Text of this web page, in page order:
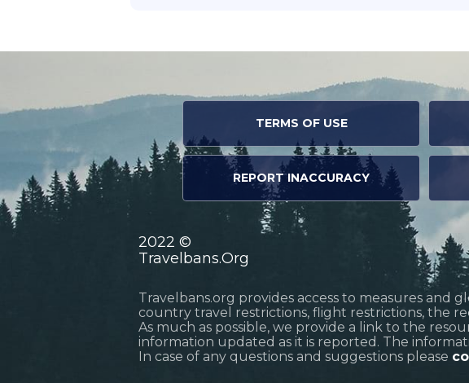
TERMS OF USE
REPORT INACCURACY
2022 ©
Travelbans.Org
Travelbans.org provides access to measures
country travel restrictions, flight restrictions, the
As much as possible, we provide a link to the
information updated as it is reported. The
In case of any questions and suggestions please